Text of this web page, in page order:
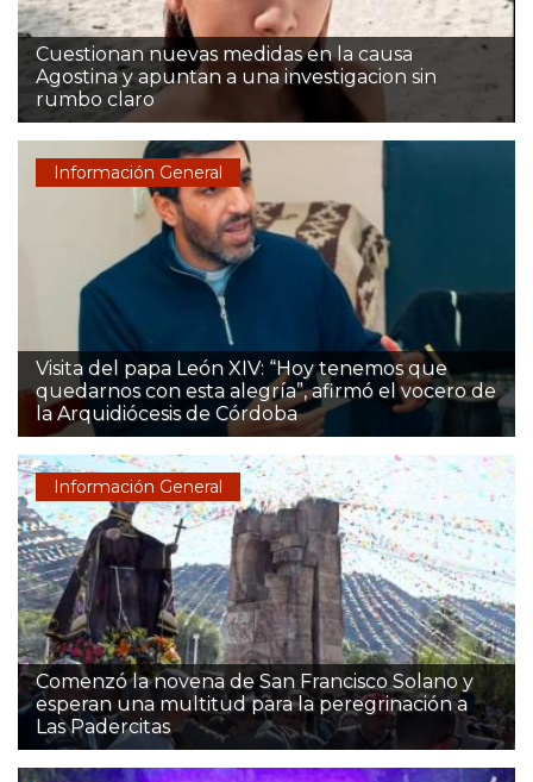
Cuestionan nuevas medidas en la causa
Agostina y apuntan a una investigacion sin
rumbo claro
Información General
Visita del papa León XIV: “Hoy tenemos que
quedarnos con esta alegría”, afirmó el vocero de
la Arquidiócesis de Córdoba
Información General
Comenzó la novena de San Francisco Solano y
esperan una multitud para la peregrinación a
Las Padercitas